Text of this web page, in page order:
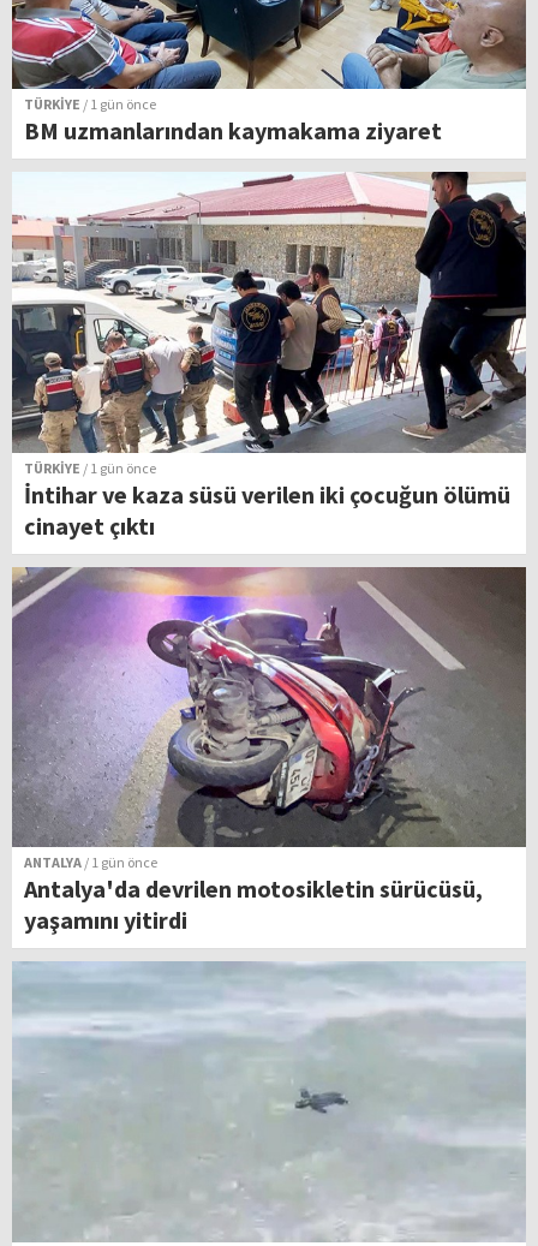
TÜRKİYE / 1 gün önce
BM uzmanlarından kaymakama ziyaret
TÜRKİYE / 1 gün önce
İntihar ve kaza süsü verilen iki çocuğun ölümü
cinayet çıktı
ANTALYA / 1 gün önce
Antalya'da devrilen motosikletin sürücüsü,
yaşamını yitirdi